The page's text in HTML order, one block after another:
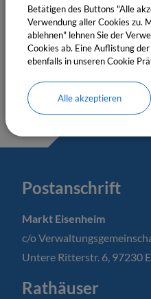
Cookies
Postanschrift
Markt Eisenheim
c/o
Untere Ritterstr. 6, 97230
Rathäuser
Betätigen des Buttons "Alle
Verwendung aller Cookies zu.
ablehnen" lehnen Sie der
Cookies ab. Eine Auflistung
ebenfalls in unseren Cookie
Alle akzeptieren